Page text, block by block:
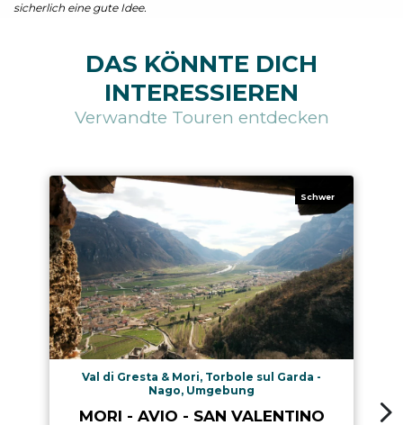
sicherlich eine gute Idee.
DAS KÖNNTE DICH
INTERESSIEREN
Verwandte Touren entdecken
Schwer
Val di Gresta & Mori, Torbole sul Garda -
Nago, Umgebung
MORI - AVIO - SAN VALENTINO